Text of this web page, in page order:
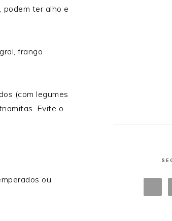
ter alho e
frango
(com legumes
Evite o
ou